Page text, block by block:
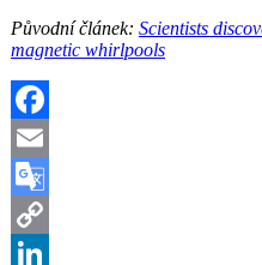
Původní článek: Scientists
magnetic whirlpools
Facebook
Email
Google
Translate
Copy